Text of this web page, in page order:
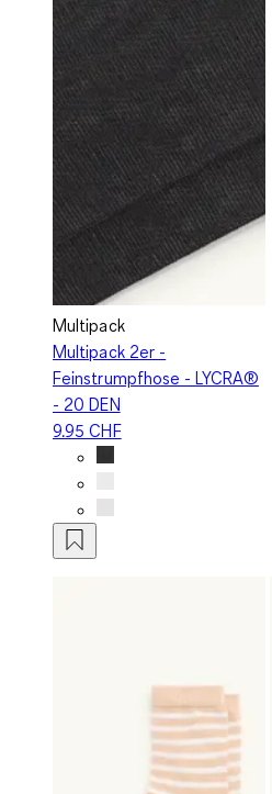
Multipack
Multipack 2er -
Feinstrumpfhose - LYCRA®
- 20 DEN
9.95 CHF